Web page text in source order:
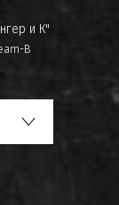
и К"
B